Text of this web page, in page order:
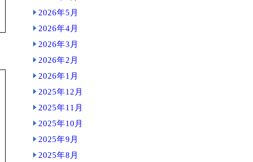
2026年5月
2026年4月
2026年3月
2026年2月
2026年1月
2025年12月
2025年11月
2025年10月
2025年9月
2025年8月